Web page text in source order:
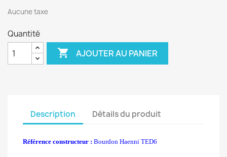
Aucune taxe
Quantité
 AJOUTER AU PANIER
Description Détails du produit
Référence constructeur : Bourdon Haenni TED6